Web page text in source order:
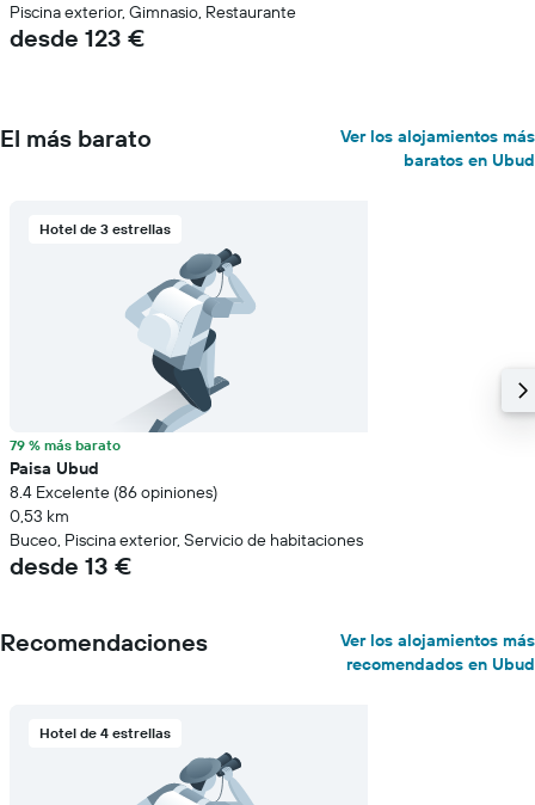
Piscina exterior, Gimnasio, Restaurante
desde 123 €
El más barato
Ver los alojamientos más
baratos en Ubud
Hotel de 3 estrellas
79 % más barato
Paisa Ubud
8.4 Excelente (86 opiniones)
0,53 km
Buceo, Piscina exterior, Servicio de habitaciones
desde 13 €
Recomendaciones
Ver los alojamientos más
recomendados en Ubud
Hotel de 4 estrellas